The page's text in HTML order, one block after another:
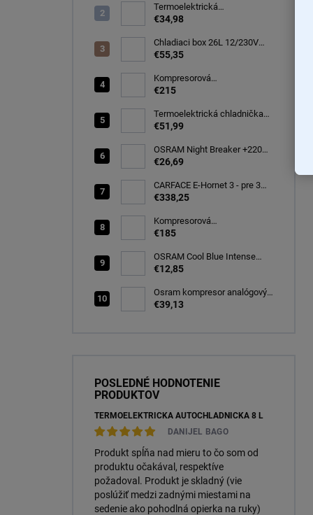
Termoelektrická
autochladnička 8 l
€34,98
Chladiaci box 26L 12/230V
autochladnička, modrá
€55,35
Kompresorová
autochladnička 40 litrov, -22C
€215
Termoelektrická chladnička
CARFACE 29 litrov -20C
€51,99
OSRAM Night Breaker +220%
H7 PX26d 12V 55W BOX
€26,69
CARFACE E-Hornet 3 - pre 3
elektro/bicykle
€338,25
Kompresorová
autochladnička 25 litrov, -20C
€185
OSRAM Cool Blue Intense
(NEXT GEN) H7 PX26d 12V
(64210CBN-2HB)
€12,85
Osram kompresor analógový
s tesniacou hmotou opravná
€39,13
POSLEDNÉ HODNOTENIE
PRODUKTOV
TERMOELEKTRICKÁ AUTOCHLADNIČKA 8 L
DANIJEL BAGO
Produkt spĺňa nad mieru to čo som od
produktu očakával, respektíve
požadoval. Produkt je skladný (vie
poslúžiť medzi zadnými miestami na
sedenie ako pohodlná opierka na ruky)